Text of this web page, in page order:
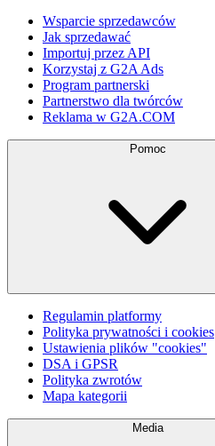
Wsparcie sprzedawców
Jak sprzedawać
Importuj przez API
Korzystaj z G2A Ads
Program partnerski
Partnerstwo dla twórców
Reklama w G2A.COM
Pomoc
Regulamin platformy
Polityka prywatności i cookies
Ustawienia plików "cookies"
DSA i GPSR
Polityka zwrotów
Mapa kategorii
Media